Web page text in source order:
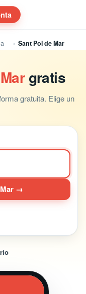
Sant Pol de Mar
gratis
gratuita. Elige un
Mar →